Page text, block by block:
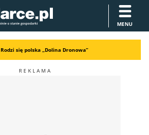
MENU
Rodzi się polska „Dolina Dronowa”